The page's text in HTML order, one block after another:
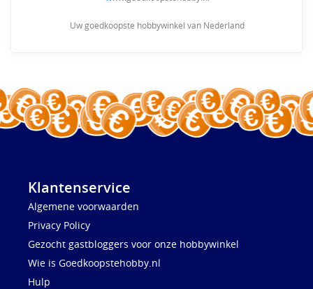
Uw goedkoopste hobbywinkel van Nederland
Klantenservice
Algemene voorwaarden
Privacy Policy
Gezocht gastbloggers voor onze hobbywinkel
Wie is Goedkoopstehobby.nl
Hulp